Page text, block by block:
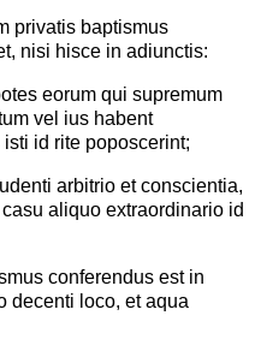
privatis baptismus
nisi hisce in adiunctis:
eorum qui supremum
vel ius habent
id rite poposcerint;
arbitrio et conscientia,
aliquo extraordinario id
conferendus est in
decenti loco, et aqua